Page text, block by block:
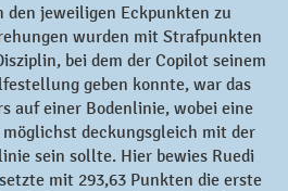
den jeweiligen Eckpunkten zu
wurden mit Strafpunkten
bei dem der Copilot seinem
geben konnte, war das
auf einer Bodenlinie, wobei eine
deckungsgleich mit der
sein sollte. Hier bewies Ruedi
mit 293,63 Punkten die erste